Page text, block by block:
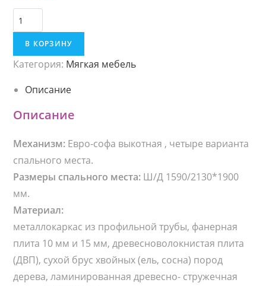
К
о
и
с
в
о
Л
и
д
е
р
В КОРЗИНУ
Категория: Мягкая мебель
Описание
Описание
Механизм: Евро-софа выкотная , четыре варианта
спального места.
Размеры спального места: Ш/Д 1590/2130*1900
мм.
Материал:
металлокаркас из профильной трубы, фанерная
плита 10 мм и 15 мм, древесноволокнистая плита
(ДВП), сухой брус хвойных (ель, сосна) пород
дерева, ламинированная древесно- стружечная